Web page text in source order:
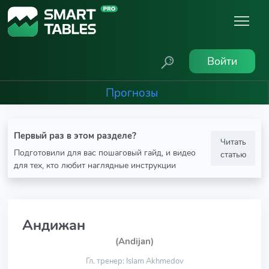
Войти
Прогнозы
Первый раз в этом разделе?
Подготовили для вас пошаговый гайд, и видео
для тех, кто любит наглядные инструкции
Читать
статью
Андижан
(Andijan)
Гл. тренер: Islam Akhmedov